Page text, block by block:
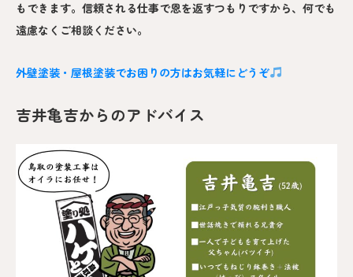
もできます。信頼される仕事で恩を返すつもりですから、何でも
遠慮なくご相談ください。
外壁塗装・屋根塗装でお困りの方はお気軽にどうぞ
吉井亀吉からのアドバイス